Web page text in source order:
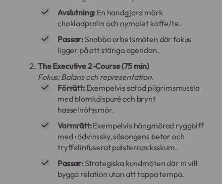
Avslutning: En handgjord mörk
chokladpralin och nymalet kaffe/te.
Passar:Snabba arbetsmöten där fokus
ligger på att stänga agendan.
The Executive 2-Course (75 min)
Fokus: Balans och representation.
Förrätt:Exempelvis sotad pilgrimsmussla
med blomkålspuré och brynt
hasselnötssmör.
Varmrätt:Exempelvis hängmörad ryggbiff
med rödvinssky, säsongens betor och
tryffelinfuserat palsternacksskum.
Passar:Strategiska kundmöten där ni vill
bygga relation utan att tappa tempo.